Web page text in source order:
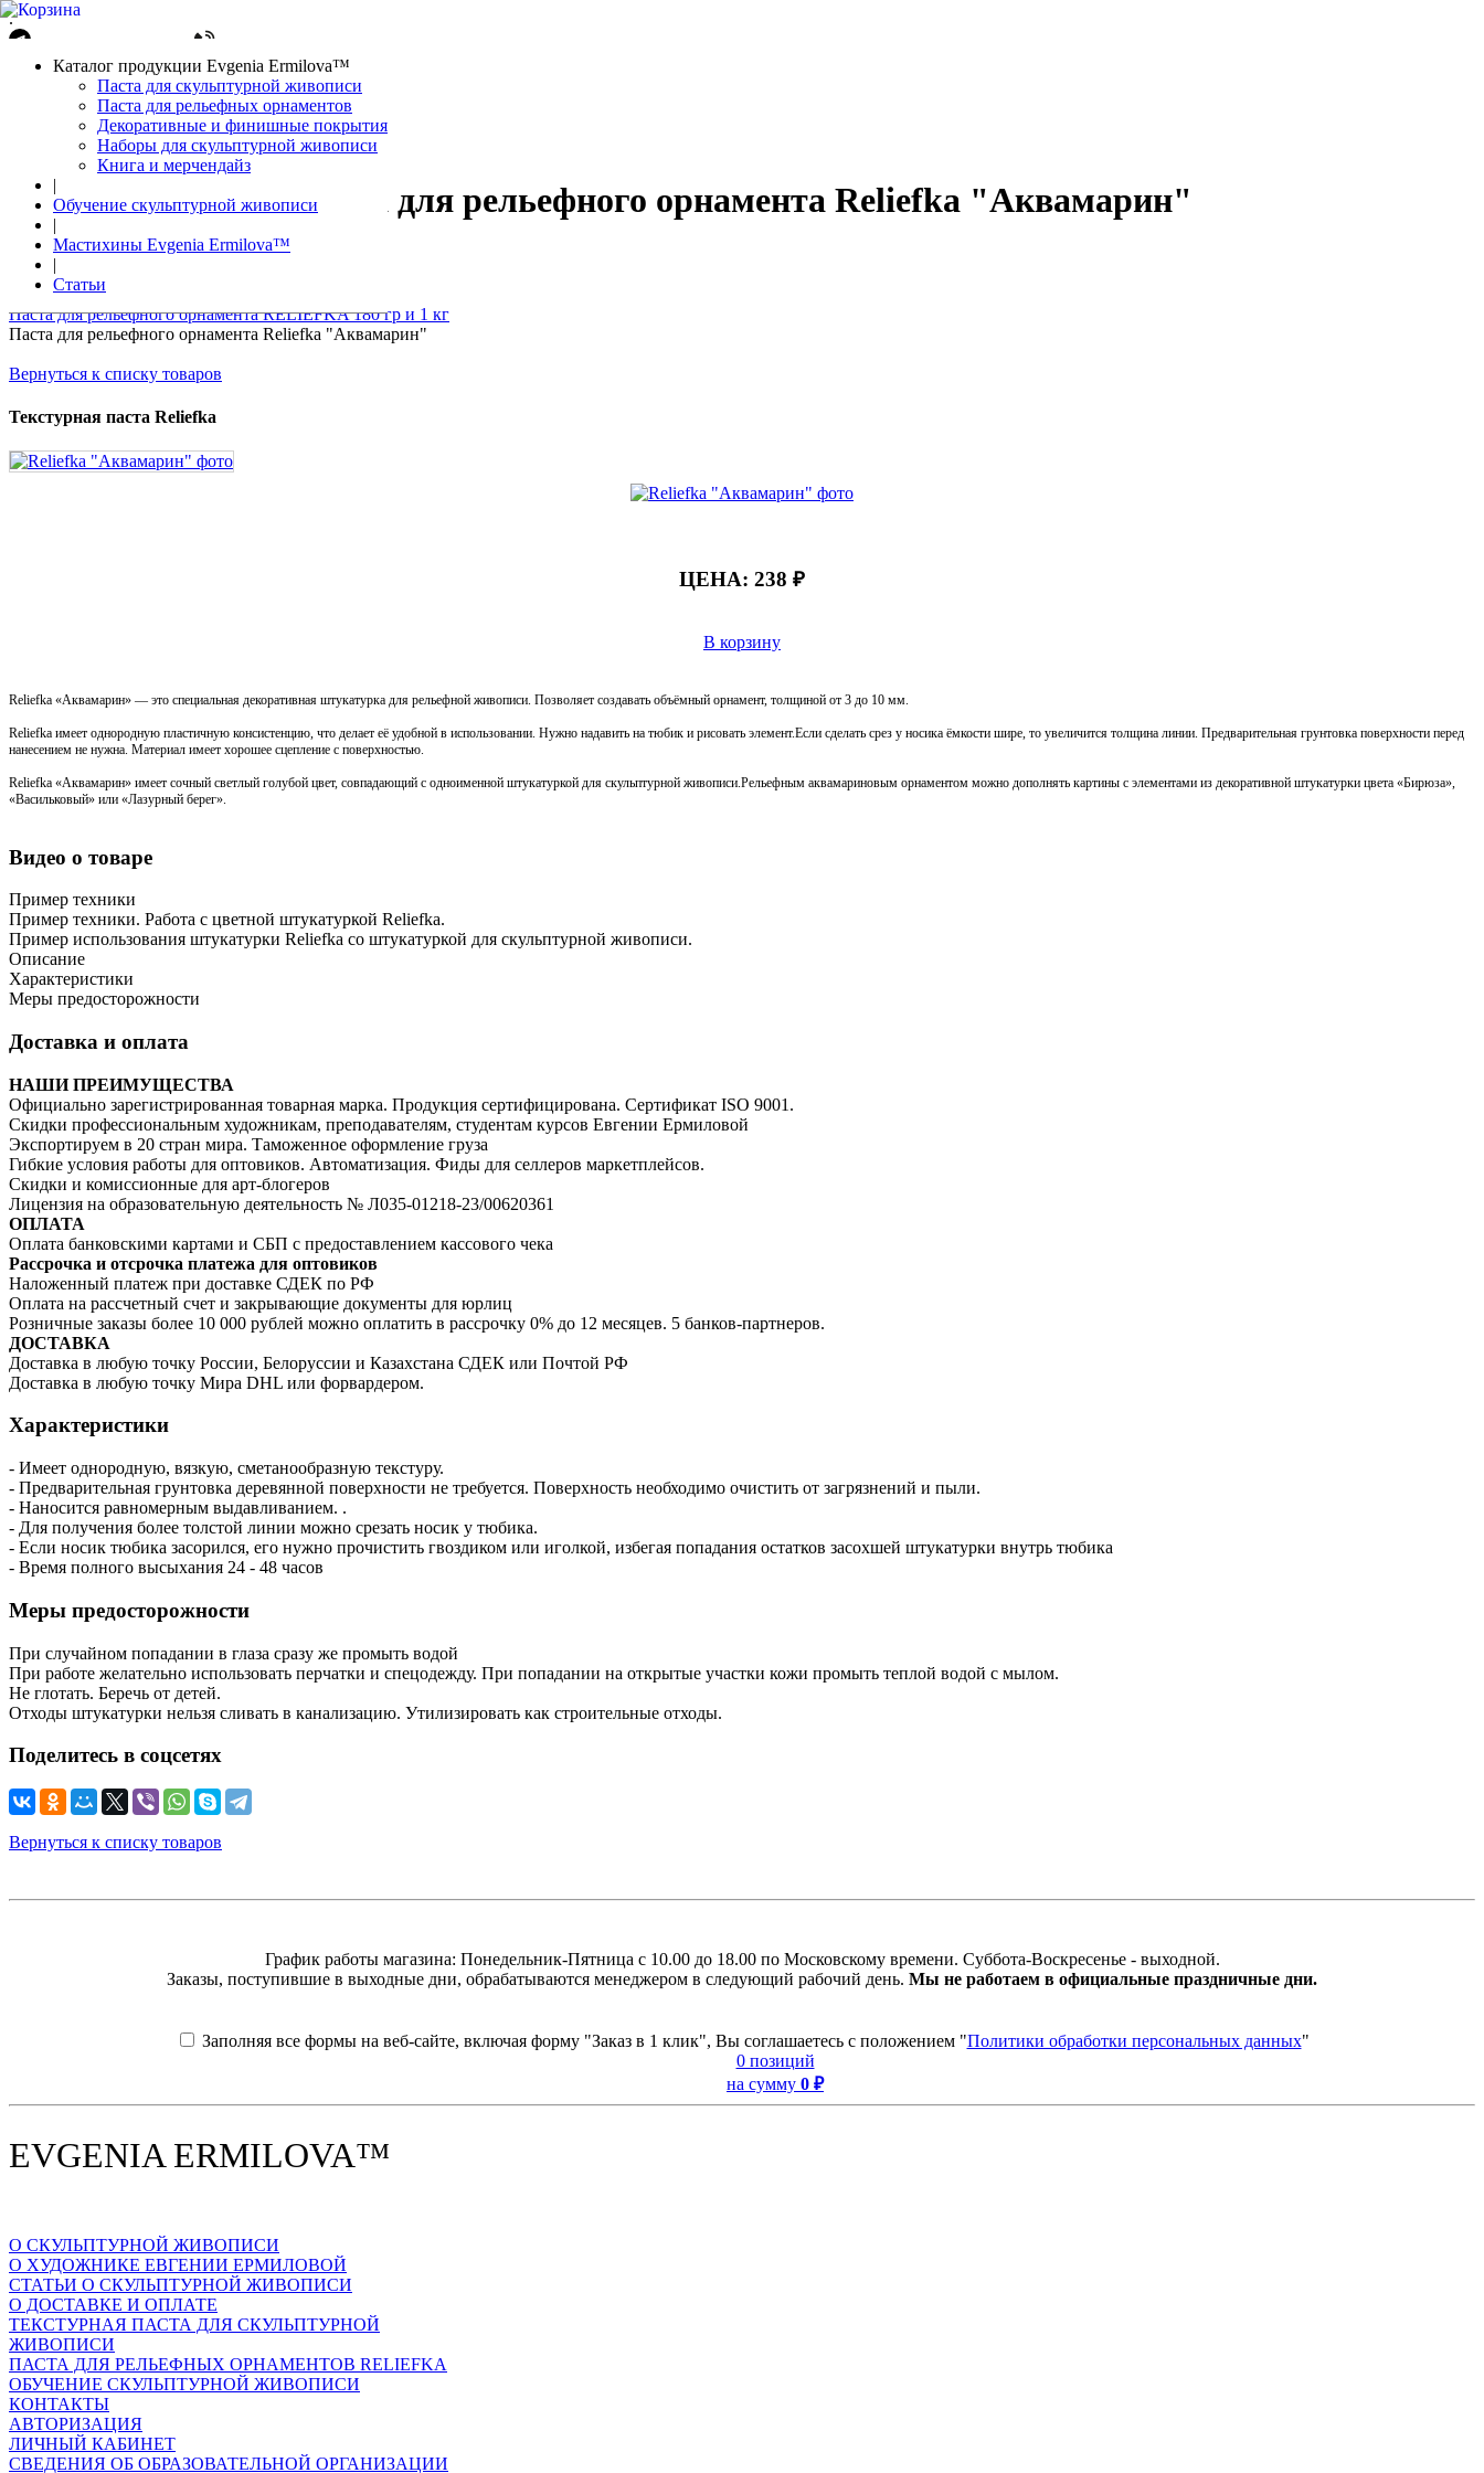
.
Авторизация
0 позиций
Каталог продукции Evgenia Ermilova™
Паста для скульптурной живописи
Паста для рельефных орнаментов
Декоративные и финишные покрытия
Наборы для скульптурной живописи
Книга и мерчендайз
|
Обучение скульптурной живописи
|
Мастихины Evgenia Ermilova™
|
Статьи
Паста для рельефного орнамента Reliefka "Аквамарин"
Главная страница
Каталог
Паста для рельефного орнамента RELIEFKA 180 гр и 1 кг
Паста для рельефного орнамента Reliefka "Аквамарин"
Вернуться к списку товаров
Текстурная паста Reliefka
ЦЕНА: 238 ₽
В корзину
Reliefka «Аквамарин» — это специальная декоративная штукатурка для рельефной живописи. Позволяет создавать объёмный орнамент, толщиной от 3 до 10 мм.
Reliefka имеет однородную пластичную консистенцию, что делает её удобной в использовании. Нужно надавить на тюбик и рисовать элемент.Если сделать срез у носика ёмкости шире, то увеличится толщина линии. Предварительная грунтовка поверхности перед
нанесением не нужна. Материал имеет хорошее сцепление с поверхностью.
Reliefka «Аквамарин» имеет сочный светлый голубой цвет, совпадающий с одноименной штукатуркой для скульптурной живописи.Рельефным аквамариновым орнаментом можно дополнять картины с элементами из декоративной штукатурки цвета «Бирюза»,
«Васильковый» или «Лазурный берег».
Видео о товаре
Пример техники
Пример техники. Работа с цветной штукатуркой Reliefka.
Пример использования штукатурки Reliefka со штукатуркой для скульптурной живописи.
Описание
Характеристики
Меры предосторожности
Доставка и оплата
НАШИ ПРЕИМУЩЕСТВА
Официально зарегистрированная товарная марка. Продукция сертифицирована. Сертификат ISO 9001.
Скидки профессиональным художникам, преподавателям, студентам курсов Евгении Ермиловой
Экспортируем в 20 стран мира. Таможенное оформление груза
Гибкие условия работы для оптовиков. Автоматизация. Фиды для селлеров маркетплейсов.
Скидки и комиссионные для арт-блогеров
Лицензия на образовательную деятельность № Л035-01218-23/00620361
ОПЛАТА
Оплата банковскими картами и СБП с предоставлением кассового чека
Рассрочка и отсрочка платежа для оптовиков
Наложенный платеж при доставке СДЕК по РФ
Оплата на рассчетный счет и закрывающие документы для юрлиц
Розничные заказы более 10 000 рублей можно оплатить в рассрочку 0% до 12 месяцев. 5 банков-партнеров.
ДОСТАВКА
Доставка в любую точку России, Белоруссии и Казахстана СДЕК или Почтой РФ
Доставка в любую точку Мира DHL или форвардером.
Характеристики
- Имеет однородную, вязкую, сметанообразную текстуру.
- Предварительная грунтовка деревянной поверхности не требуется. Поверхность необходимо очистить от загрязнений и пыли.
- Наносится равномерным выдавливанием. .
- Для получения более толстой линии можно срезать носик у тюбика.
- Если носик тюбика засорился, его нужно прочистить гвоздиком или иголкой, избегая попадания остатков засохшей штукатурки внутрь тюбика
- Время полного высыхания 24 - 48 часов
Меры предосторожности
При случайном попадании в глаза сразу же промыть водой
При работе желательно использовать перчатки и спецодежду. При попадании на открытые участки кожи промыть теплой водой с мылом.
Не глотать. Беречь от детей.
Отходы штукатурки нельзя сливать в канализацию. Утилизировать как строительные отходы.
Поделитесь в соцсетях
Вернуться к списку товаров
График работы магазина: Понедельник-Пятница с 10.00 до 18.00 по Московскому времени. Суббота-Воскресенье - выходной.
Заказы, поступившие в выходные дни, обрабатываются менеджером в следующий рабочий день. Мы не работаем в официальные праздничные дни.
Заполняя все формы на веб-сайте, включая форму "Заказ в 1 клик", Вы соглашаетесь с положением "Политики обработки персональных данных"
0 позиций
на сумму 0 ₽
EVGENIA ERMILOVA™
О СКУЛЬПТУРНОЙ ЖИВОПИСИ
О ХУДОЖНИКЕ ЕВГЕНИИ ЕРМИЛОВОЙ
СТАТЬИ О СКУЛЬПТУРНОЙ ЖИВОПИСИ
О ДОСТАВКЕ И ОПЛАТЕ
ТЕКСТУРНАЯ ПАСТА ДЛЯ СКУЛЬПТУРНОЙ
ЖИВОПИСИ
ПАСТА ДЛЯ РЕЛЬЕФНЫХ ОРНАМЕНТОВ RELIEFKA
ОБУЧЕНИЕ СКУЛЬПТУРНОЙ ЖИВОПИСИ
КОНТАКТЫ
АВТОРИЗАЦИЯ
ЛИЧНЫЙ КАБИНЕТ
СВЕДЕНИЯ ОБ ОБРАЗОВАТЕЛЬНОЙ ОРГАНИЗАЦИИ